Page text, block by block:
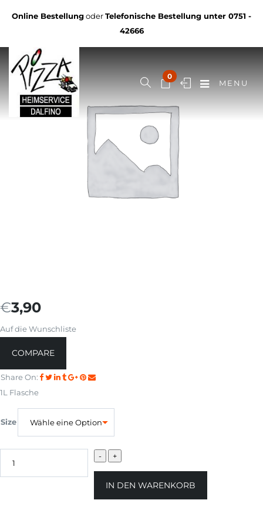
Online BestellungoderTelefonische Bestellung unter 0751 -
42666
0
MENU
€3,90
Auf die Wunschliste
COMPARE
Share On:
1L Flasche
Size
IN DEN WARENKORB